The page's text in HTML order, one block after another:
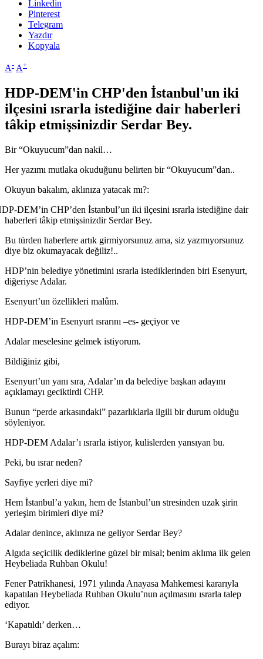
Linkedin
Pinterest
Telegram
Yazdır
Kopyala
A- A+
HDP-DEM'in CHP'den İstanbul'un iki
ilçesini ısrarla istediğine dair haberleri
tâkip etmişsinizdir Serdar Bey.
Bir “Okuyucum”dan nakil…
Her yazımı mutlaka okuduğunu belirten bir “Okuyucum”dan..
Okuyun bakalım, aklınıza yatacak mı?:
DEM’in CHP’den İstanbul’un iki ilçesini ısrarla istediğine dair
haberleri tâkip etmişsinizdir Serdar Bey.
Bu türden haberlere artık girmiyorsunuz ama, siz yazmıyorsunuz
diye biz okumayacak değiliz!..
HDP’nin belediye yönetimini ısrarla istediklerinden biri Esenyurt,
diğeriyse Adalar.
Esenyurt’un özellikleri malûm.
HDP-DEM’in Esenyurt ısrarını –es- geçiyor ve
Adalar meselesine gelmek istiyorum.
Bildiğiniz gibi,
Esenyurt’un yanı sıra, Adalar’ın da belediye başkan adayını
açıklamayı geciktirdi CHP.
Bunun “perde arkasındaki” pazarlıklarla ilgili bir durum olduğu
söyleniyor.
HDP-DEM Adalar’ı ısrarla istiyor, kulislerden yansıyan bu.
Peki, bu ısrar neden?
Sayfiye yerleri diye mi?
Hem İstanbul’a yakın, hem de İstanbul’un stresinden uzak şirin
yerleşim birimleri diye mi?
Adalar denince, aklınıza ne geliyor Serdar Bey?
Algıda seçicilik dediklerine güzel bir misal; benim aklıma ilk gelen
Heybeliada Ruhban Okulu!
Fener Patrikhanesi, 1971 yılında Anayasa Mahkemesi kararıyla
kapatılan Heybeliada Ruhban Okulu’nun açılmasını ısrarla talep
ediyor.
‘Kapatıldı’ derken…
Burayı biraz açalım: